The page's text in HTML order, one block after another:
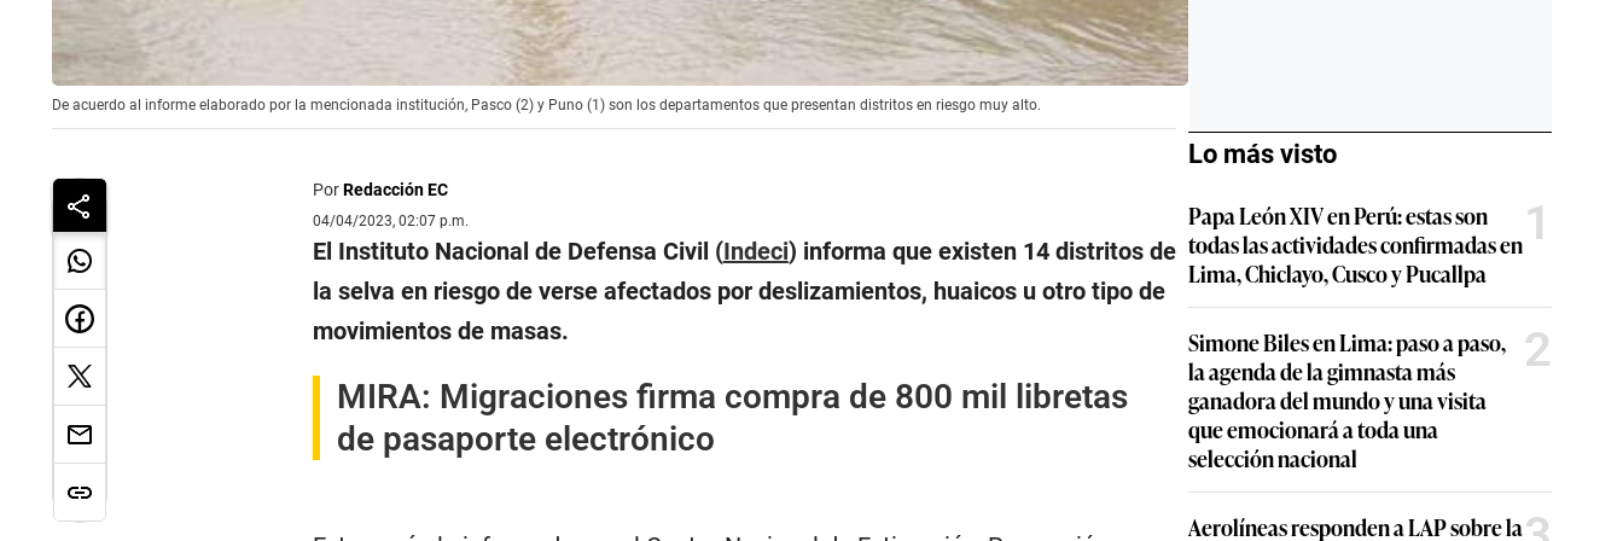
De acuerdo al informe elaborado por la mencionada institución, Pasco (2) y Puno (1) son los departamentos que presentan distritos en riesgo muy alto.
PorRedacción EC
04/04/2023, 02:07 p.m.
El Instituto Nacional de Defensa Civil (Indeci) informa que existen 14 distritos de
la selva en riesgo de verse afectados por deslizamientos, huaicos u otro tipo de
movimientos de masas.
MIRA: Migraciones firma compra de 800 mil libretas
de pasaporte electrónico
Lo más visto
Papa León XIV en Perú: estas son
todas las actividades confirmadas en
Lima, Chiclayo, Cusco y Pucallpa
1
Simone Biles en Lima: paso a paso,
la agenda de la gimnasta más
ganadora del mundo y una visita
que emocionará a toda una
selección nacional
2
Aerolíneas responden a LAP sobre la